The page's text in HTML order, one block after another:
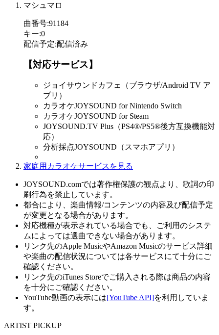
マシュマロ
曲番号:91184
キー:0
配信予定:配信済み
【対応サービス】
ジョイサウンドカフェ（ブラウザ/Android TV ア
プリ）
カラオケJOYSOUND for Nintendo Switch
カラオケJOYSOUND for Steam
JOYSOUND.TV Plus（PS4®/PS5®後方互換機能対
応）
分析採点JOYSOUND（スマホアプリ）
家庭用カラオケサービスを見る
JOYSOUND.comでは著作権保護の観点より、歌詞の印
刷行為を禁止しています。
都合により、楽曲情報/コンテンツの内容及び配信予定
が変更となる場合があります。
対応機種が表示されている場合でも、ご利用のシステ
ムによっては選曲できない場合があります。
リンク先のApple MusicやAmazon Musicのサービス詳細
や楽曲の配信状況については各サービスにて十分にご
確認ください。
リンク先のiTunes Storeでご購入される際は商品の内容
を十分にご確認ください。
YouTube動画の表示には[YouTube API]を利用していま
す。
ARTIST PICKUP